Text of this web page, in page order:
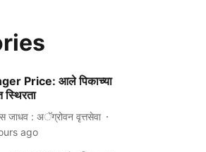
Price: आले पिकाच्या
स्थिरता
जाधव : अॅग्रोवन वृत्तसेवा
ago